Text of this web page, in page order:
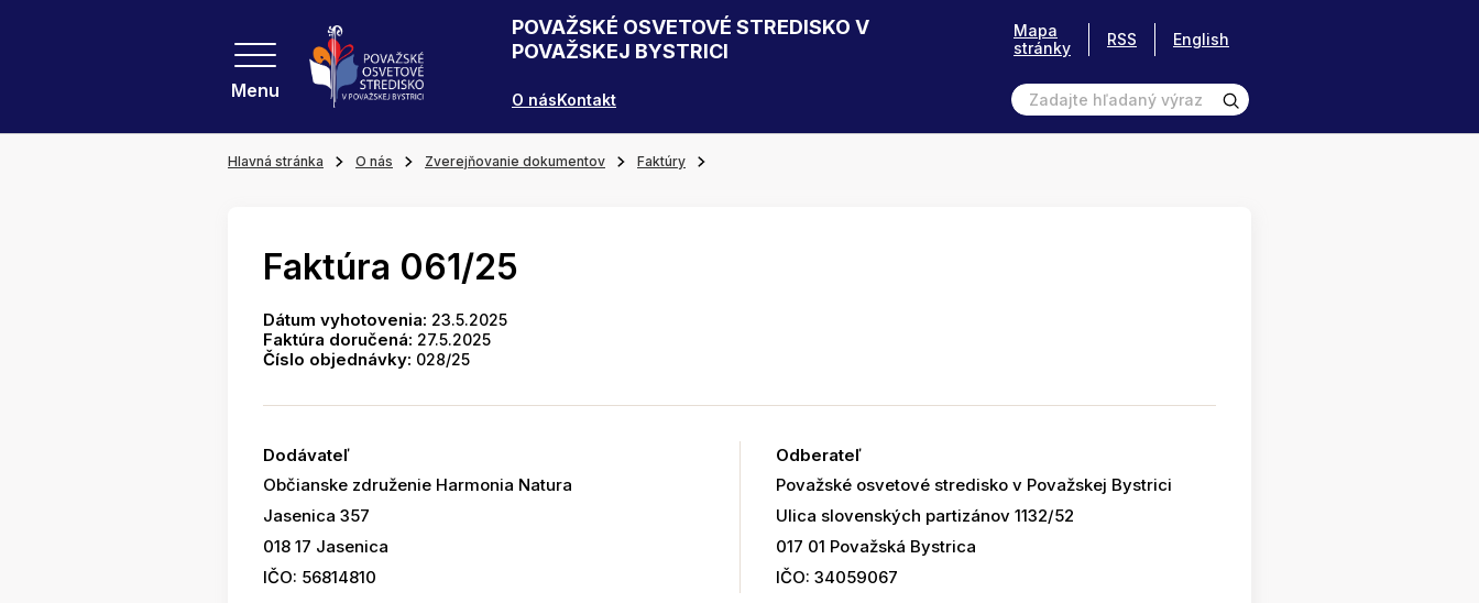
Menu
POVAŽSKÉ OSVETOVÉ STREDISKO V
POVAŽSKEJ BYSTRICI
O násKontakt
Mapa
stránky
RSS English
Hlavná stránka O nás Zverejňovanie dokumentov Faktúry
Faktúra 061/25
Dátum vyhotovenia: 23.5.2025
Faktúra doručená: 27.5.2025
Číslo objednávky: 028/25
Dodávateľ
Občianske združenie Harmonia Natura
Jasenica 357
018 17 Jasenica
IČO: 56814810
Odberateľ
Považské osvetové stredisko v Považskej Bystrici
Ulica slovenských partizánov 1132/52
017 01 Považská Bystrica
IČO: 34059067